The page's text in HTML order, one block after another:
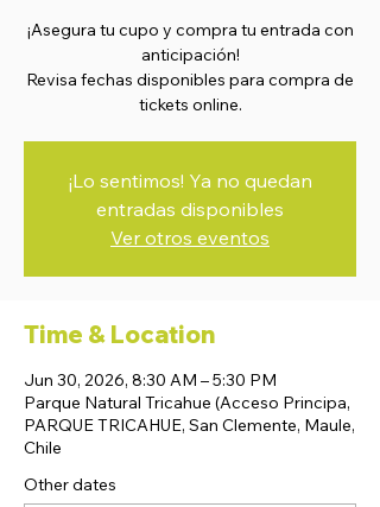
¡Asegura tu cupo y compra tu entrada con
anticipación!
Revisa fechas disponibles para compra de
tickets online.
¡Lo sentimos! Ya no quedan
entradas disponibles
Ver otros eventos
Time & Location
Jun 30, 2026, 8:30 AM – 5:30 PM
Parque Natural Tricahue (Acceso Principa,
PARQUE TRICAHUE, San Clemente, Maule,
Chile
Other dates